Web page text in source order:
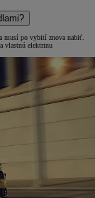
musí po vybití znova nabiť.
vlastnú elektrinu